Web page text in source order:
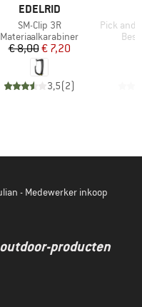
MERK
EDELRID
Artikel
SM-Clip 3R
Productgroep
Materiaalkarabiner
Prijs
€ 8,00Verlaagde prijs
€ 7,20
3,5(2)
Artikel
Pick and
- Medewerker inkoop
producten